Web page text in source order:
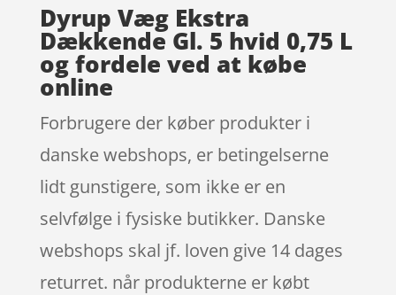
Dyrup Væg Ekstra
Dækkende Gl. 5 hvid 0,75 L
og fordele ved at købe
online
Forbrugere der køber produkter i
danske webshops, er betingelserne
lidt gunstigere, som ikke er en
selvfølge i fysiske butikker. Danske
webshops skal jf. loven give 14 dages
returret. når produkterne er købt